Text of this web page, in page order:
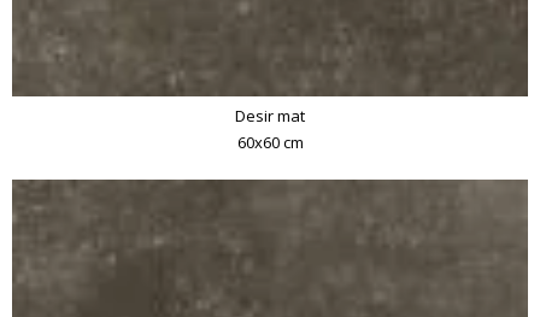
Desir mat
60x60 cm